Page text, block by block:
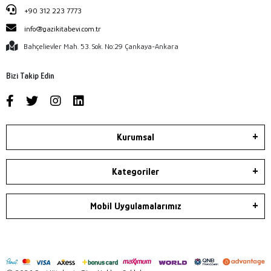
+90 312 223 7773
info@gazikitabevi.com.tr
Bahçelievler Mah. 53. Sok. No:29 Çankaya-Ankara
Bizi Takip Edin
Kurumsal
Kategoriler
Mobil Uygulamalarımız